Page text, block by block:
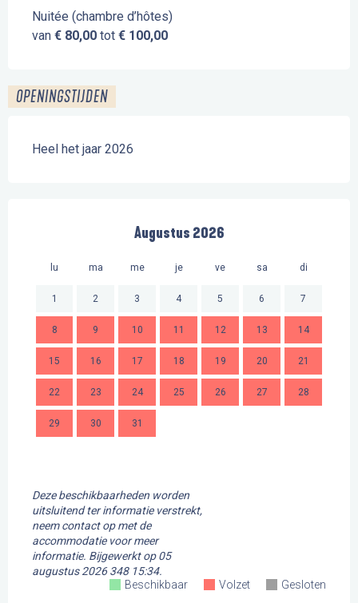
Nuitée (chambre d’hôtes)
van € 80,00 tot € 100,00
OPENINGSTIJDEN
Heel het jaar 2026
Augustus 2026
lu ma me je ve sa di
1 2 3 4 5 6 7
8 9 10 11 12 13 14
15 16 17 18 19 20 21
22 23 24 25 26 27 28
29 30 31
Deze beschikbaarheden worden
uitsluitend ter informatie verstrekt,
neem contact op met de
accommodatie voor meer
informatie. Bijgewerkt op05
augustus 2026 348 15:34.
Beschikbaar
Volzet Gesloten